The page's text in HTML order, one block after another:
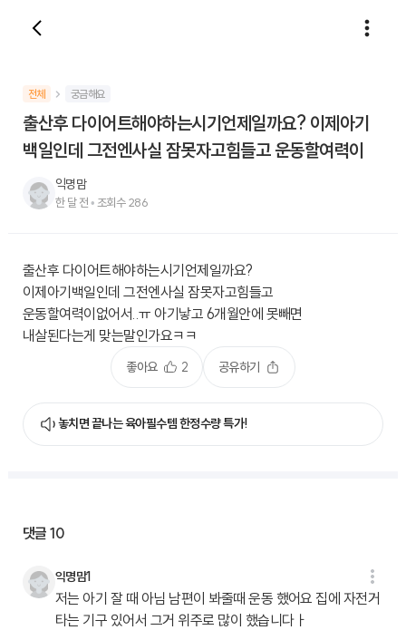
전체 궁금해요
출산후 다이어트해야하는시기언제일까요? 이제아기
백일인데 그전엔사실 잠못자고힘들고 운동할여력이
익명맘
한 달 전• 조회수286
출산후 다이어트해야하는시기언제일까요?
이제아기백일인데 그전엔사실 잠못자고힘들고
운동할여력이없어서..ㅠ 아기낳고 6개월안에 못빼면
내살된다는게 맞는말인가요ㅋㅋ
좋아요 2 공유하기
놓치면 끝나는 육아필수템 한정수량 특가!
댓글10
익명맘1
저는 아기 잘 때 아님 남편이 봐줄때 운동 했어요 집에 자전거
타는 기구 있어서 그거 위주로 많이 했습니다ㅏ